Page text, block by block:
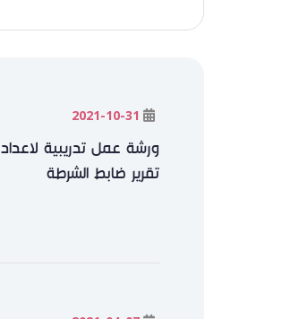
ورشة عمل تدريبية لاعداد
تقرير ضابط الشرطة